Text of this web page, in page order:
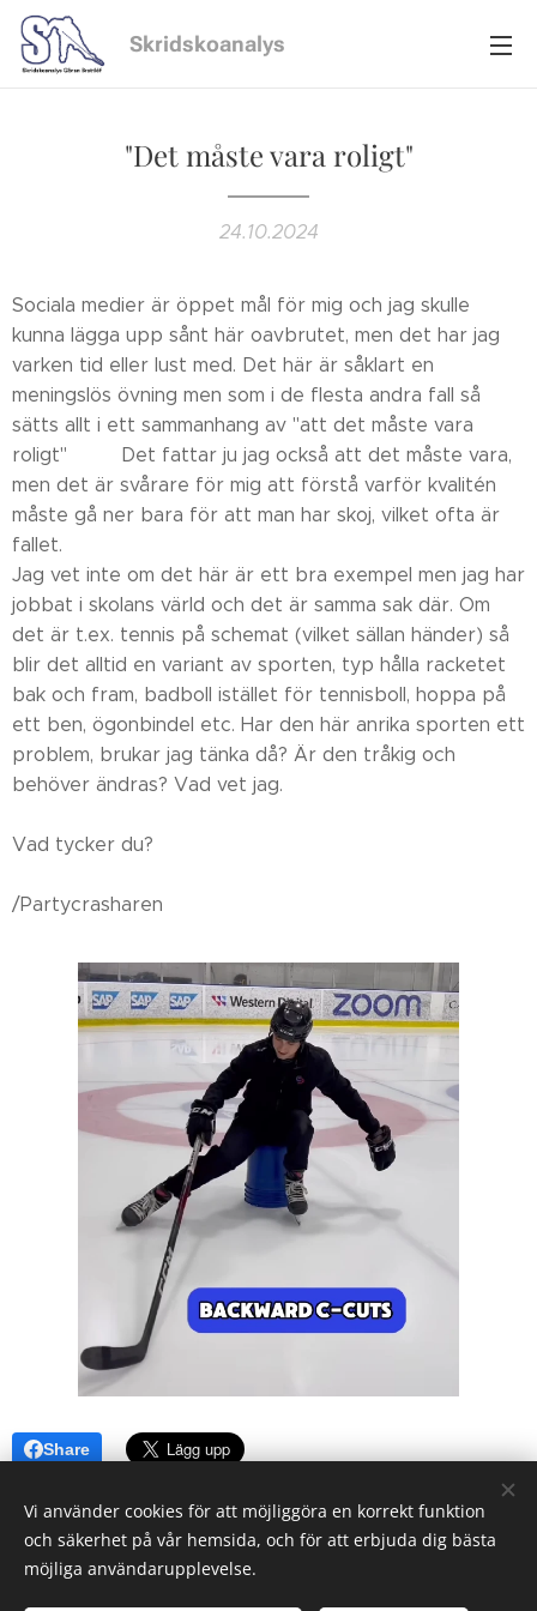
Skridskoanalys
"Det måste vara roligt"
24.10.2024
Sociala medier är öppet mål för mig och jag skulle
kunna lägga upp sånt här oavbrutet, men det har jag
varken tid eller lust med. Det här är såklart en
meningslös övning men som i de flesta andra fall så
sätts allt i ett sammanhang av "att det måste vara
roligt"🥳🍾 Det fattar ju jag också att det måste vara,
men det är svårare för mig att förstå varför kvalitén
måste gå ner bara för att man har skoj, vilket ofta är
fallet.
Jag vet inte om det här är ett bra exempel men jag har
jobbat i skolans värld och det är samma sak där. Om
det är t.ex. tennis på schemat (vilket sällan händer) så
blir det alltid en variant av sporten, typ hålla racketet
bak och fram, badboll istället för tennisboll, hoppa på
ett ben, ögonbindel etc. Har den här anrika sporten ett
problem, brukar jag tänka då? Är den tråkig och
behöver ändras? Vad vet jag.
Vad tycker du?
/Partycrasharen
Share
© 2023 Alla rättigheter reserverade.
Vi använder cookies för att möjliggöra en korrekt funktion
och säkerhet på vår hemsida, och för att erbjuda dig bästa
möjliga användarupplevelse.